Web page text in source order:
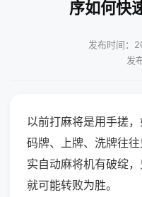
序如何快
发布时间：
发
以前打麻将是用手搓
码牌、上牌、洗牌往
实自动麻将机有破绽
就可能转败为胜。